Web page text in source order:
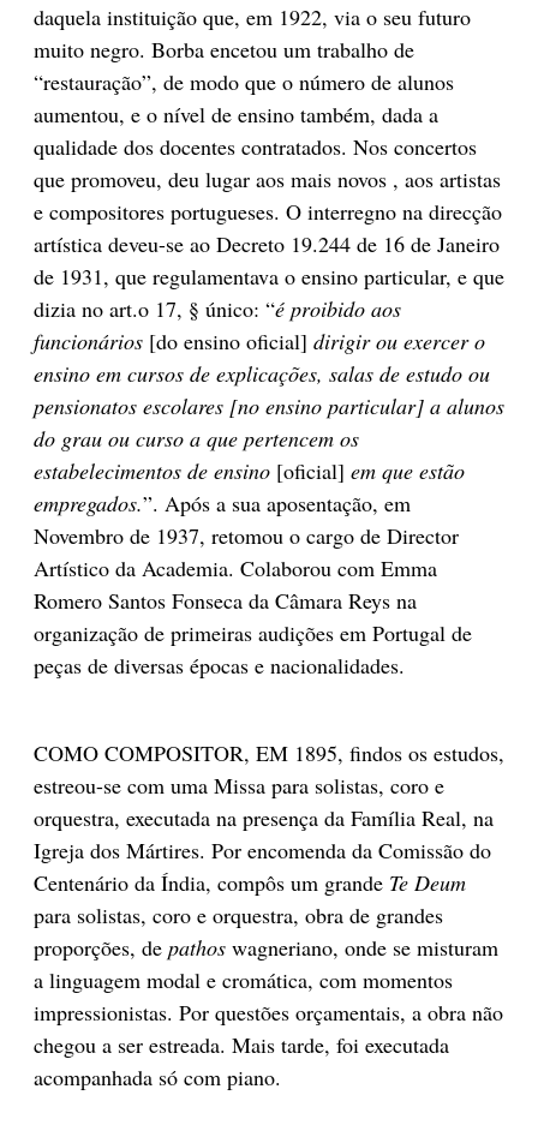
daquela instituição que, em 1922, via o seu futuro
muito negro. Borba encetou um trabalho de
“restauração”, de modo que o número de alunos
aumentou, e o nível de ensino também, dada a
qualidade dos docentes contratados. Nos concertos
que promoveu, deu lugar aos mais novos , aos artistas
e compositores portugueses. O interregno na direcção
artística deveu-se ao Decreto 19.244 de 16 de Janeiro
de 1931, que regulamentava o ensino particular, e que
dizia no art.o 17, § único: “é proibido aos
funcionários [do ensino oficial] dirigir ou exercer o
ensino em cursos de explicações, salas de estudo ou
pensionatos escolares [no ensino particular] a alunos
do grau ou curso a que pertencem os
estabelecimentos de ensino [oficial] em que estão
empregados.”. Após a sua aposentação, em
Novembro de 1937, retomou o cargo de Director
Artístico da Academia. Colaborou com Emma
Romero Santos Fonseca da Câmara Reys na
organização de primeiras audições em Portugal de
peças de diversas épocas e nacionalidades.
COMO COMPOSITOR, EM 1895, findos os estudos,
estreou-se com uma Missa para solistas, coro e
orquestra, executada na presença da Família Real, na
Igreja dos Mártires. Por encomenda da Comissão do
Centenário da Índia, compôs um grande Te Deum
para solistas, coro e orquestra, obra de grandes
proporções, de pathos wagneriano, onde se misturam
a linguagem modal e cromática, com momentos
impressionistas. Por questões orçamentais, a obra não
chegou a ser estreada. Mais tarde, foi e­xecutada
acompanhada só com piano.